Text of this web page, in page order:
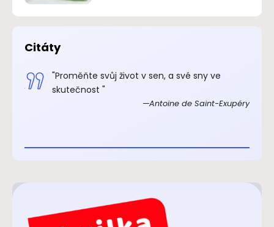
Citáty
"Proměňte svůj život v sen, a své sny ve
skutečnost "
Antoine de Saint-Exupéry